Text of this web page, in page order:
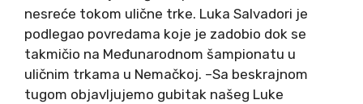
nesreće tokom ulične trke. Luka Salvadori je
podlegao povredama koje je zadobio dok se
takmičio na Međunarodnom šampionatu u
uličnim trkama u Nemačkoj. –Sa beskrajnom
tugom objavljujemo gubitak našeg Luke